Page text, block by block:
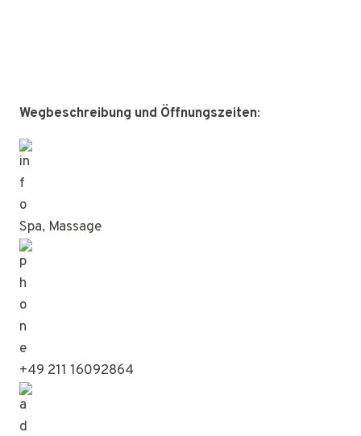
Wegbeschreibung und Öffnungszeiten:
Spa, Massage
+49 211 16092864